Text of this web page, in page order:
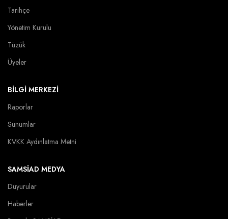
Tarihçe
Yönetim Kurulu
Tüzük
Üyeler
BİLGİ MERKEZİ
Raporlar
Sunumlar
KVKK Aydınlatma Metni
SAMSİAD MEDYA
Duyurular
Haberler